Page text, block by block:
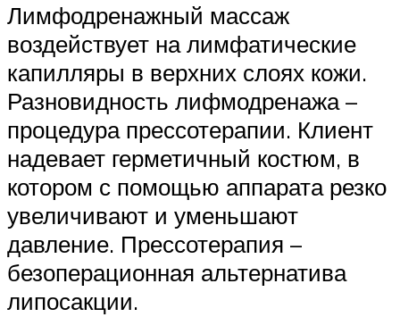
Лимфодренажный массаж
воздействует на лимфатические
капилляры в верхних слоях кожи.
Разновидность лифмодренажа –
процедура прессотерапии. Клиент
надевает герметичный костюм, в
котором с помощью аппарата резко
увеличивают и уменьшают
давление. Прессотерапия –
безоперационная альтернатива
липосакции.